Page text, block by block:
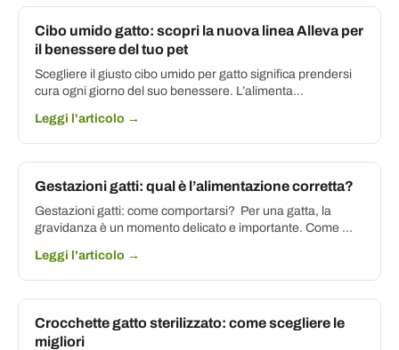
Cibo umido gatto: scopri la nuova linea Alleva per
il benessere del tuo pet
Scegliere il giusto cibo umido per gatto significa prendersi
cura ogni giorno del suo benessere. L’alimenta...
Leggi l'articolo →
Gestazioni gatti: qual è l’alimentazione corretta?
Gestazioni gatti: come comportarsi? Per una gatta, la
gravidanza è un momento delicato e importante. Come ...
Leggi l'articolo →
Crocchette gatto sterilizzato: come scegliere le
migliori